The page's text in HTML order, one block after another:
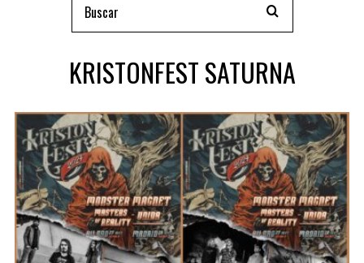
KRISTONFEST SATURNA